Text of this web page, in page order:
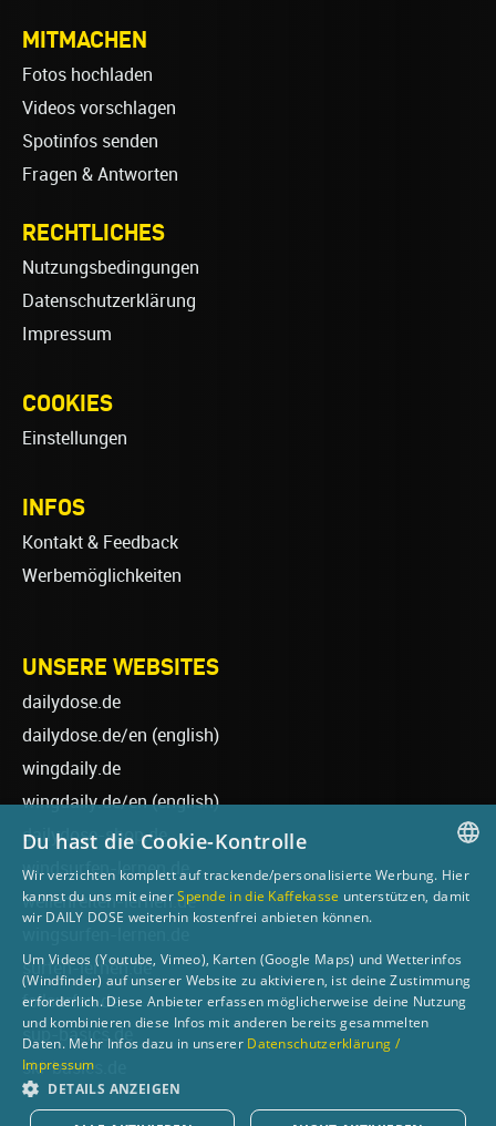
MITMACHEN
Fotos hochladen
Videos vorschlagen
Spotinfos senden
Fragen & Antworten
RECHTLICHES
Nutzungsbedingungen
Datenschutzerklärung
Impressum
COOKIES
Einstellungen
INFOS
Kontakt & Feedback
Werbemöglichkeiten
UNSERE WEBSITES
dailydose.de
dailydose.de/en (english)
wingdaily.de
wingdaily.de/en(english)
dailydose-shop.de
windsurfen-lernen.de
wellenreiten-lernen.de
surfen-lernen.de
foilsurfen.de
sup-basics.de
ski-basics.de
GERMAN
Du hast die Cookie-Kontrolle
Wir verzichten komplett auf trackende/personalisierte Werbung. Hier
kannst du uns mit einerSpende in die Kaffekasse unterstützen, damit
wir DAILY DOSE weiterhin kostenfrei anbieten können.
Um Videos (Youtube, Vimeo), Karten (Google Maps) und Wetterinfos
(Windfinder) auf unserer Website zu aktivieren, ist deine Zustimmung
erforderlich. Diese Anbieter erfassen möglicherweise deine Nutzung
und kombinieren diese Infos mit anderen bereits gesammelten
Daten. Mehr Infos dazu in unserer Datenschutzerklärung /
Impressum
DETAILS ANZEIGEN